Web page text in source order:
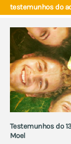
quem somos
eventos
próximos eventos
eventos anuais:
acampamento de
testemunhos do
Testemunhos do
Moel